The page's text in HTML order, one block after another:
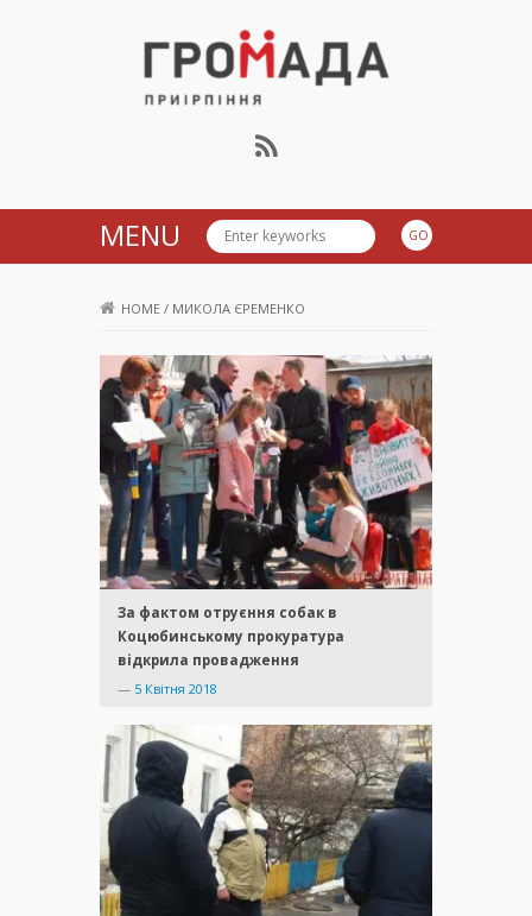
Громада Приірпіння
MENU
HOME / МИКОЛА ЄРЕМЕНКО
За фактом отруєння собак в
Коцюбинському прокуратура
відкрила провадження
— 5 Квітня 2018